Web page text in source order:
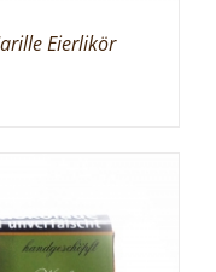
Eierlikör